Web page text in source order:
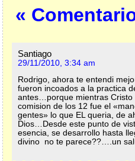
«
Santiago
29/11/2010, 3:34 am
Rodrigo, ahora te entendi
fueron incoados a la practica
antes…porque mientras Cristo
comision de los 12 fue el
gentes» lo que EL queria, de
Dios…Desde este punto de
esencia, se desarrollo hasta
divino no te parece??….un